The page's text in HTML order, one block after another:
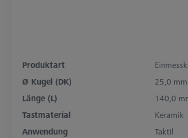
Produktart
Ø Kugel (DK)
25,0 mm
Länge (L)
140,0
Tastmaterial
Keramik
Anwendung
Taktil